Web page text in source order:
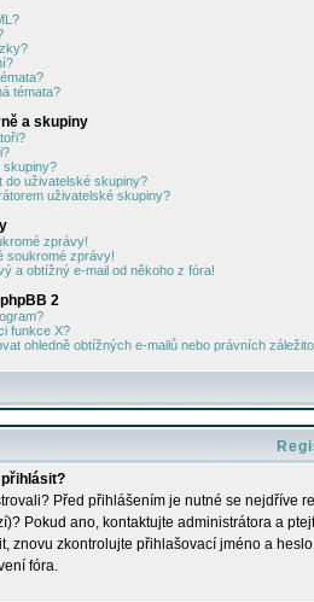
témata?
a skupiny
skupiny?
do uživatelské skupiny?
uživatelské skupiny?
zprávy!
soukromé zprávy!
a obtížný e-mail od někoho z fóra!
2
funkce X?
ohledně obtížných e-mailů nebo právních
přihlásit?
Před přihlášením je nutné se nejdříve
Pokud ano, kontaktujte administrátora a
znovu zkontrolujte přihlašovací jméno a
fóra.